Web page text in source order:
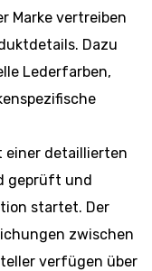
Marke vertreiben
Dazu
Lederfarben,
einer detaillierten
geprüft und
startet. Der
zwischen
verfügen über